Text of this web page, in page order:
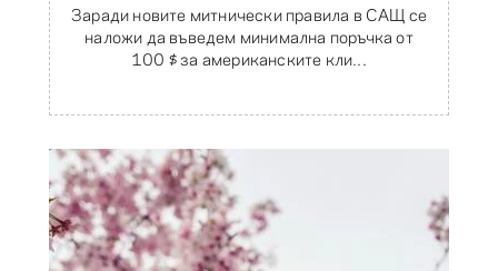
Заради новите митнически правила в САЩ се
наложи да въведем минимална поръчка от
100 $ за американските кли...